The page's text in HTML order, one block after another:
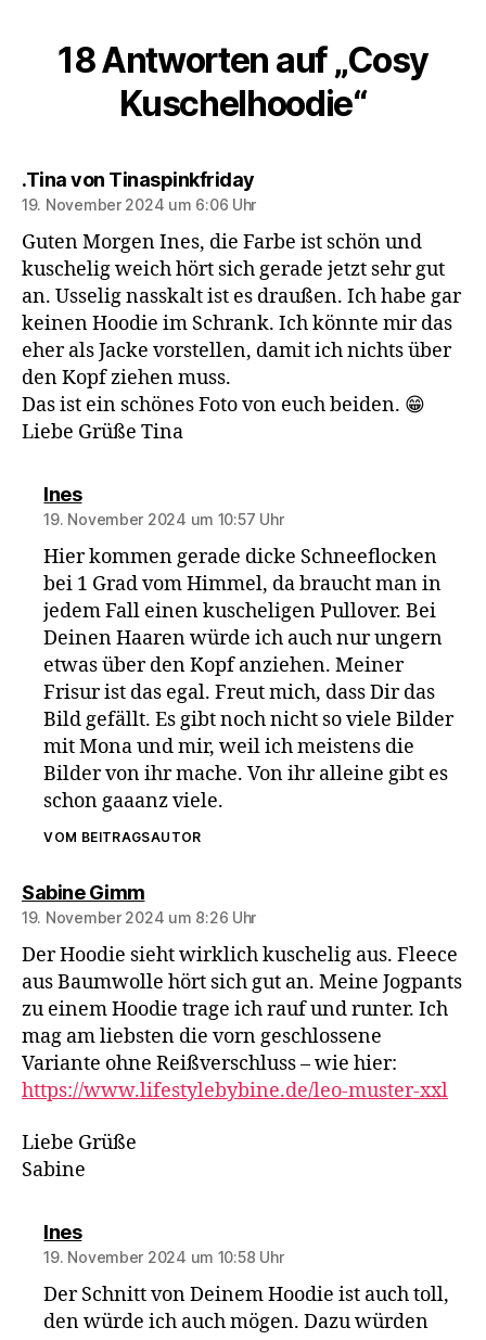
18 Antworten auf „Cosy
Kuschelhoodie“
.Tina von Tinaspinkfridaysagt:
19. November 2024 um 6:06 Uhr
Guten Morgen Ines, die Farbe ist schön und
kuschelig weich hört sich gerade jetzt sehr gut
an. Usselig nasskalt ist es draußen. Ich habe gar
keinen Hoodie im Schrank. Ich könnte mir das
eher als Jacke vorstellen, damit ich nichts über
den Kopf ziehen muss.
Das ist ein schönes Foto von euch beiden. 😁
Liebe Grüße Tina
Inessagt:
19. November 2024 um 10:57 Uhr
Hier kommen gerade dicke Schneeflocken
bei 1 Grad vom Himmel, da braucht man in
jedem Fall einen kuscheligen Pullover. Bei
Deinen Haaren würde ich auch nur ungern
etwas über den Kopf anziehen. Meiner
Frisur ist das egal. Freut mich, dass Dir das
Bild gefällt. Es gibt noch nicht so viele Bilder
mit Mona und mir, weil ich meistens die
Bilder von ihr mache. Von ihr alleine gibt es
schon gaaanz viele.
VOM BEITRAGSAUTOR
Sabine Gimmsagt:
19. November 2024 um 8:26 Uhr
Der Hoodie sieht wirklich kuschelig aus. Fleece
aus Baumwolle hört sich gut an. Meine Jogpants
zu einem Hoodie trage ich rauf und runter. Ich
mag am liebsten die vorn geschlossene
Variante ohne Reißverschluss – wie hier:
https://www.lifestylebybine.de/leo-muster-xxl
Liebe Grüße
Sabine
Inessagt:
19. November 2024 um 10:58 Uhr
Der Schnitt von Deinem Hoodie ist auch toll,
den würde ich auch mögen. Dazu würden